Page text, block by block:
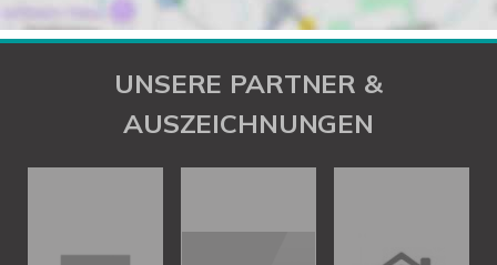
UNSERE PARTNER &
AUSZEICHNUNGEN